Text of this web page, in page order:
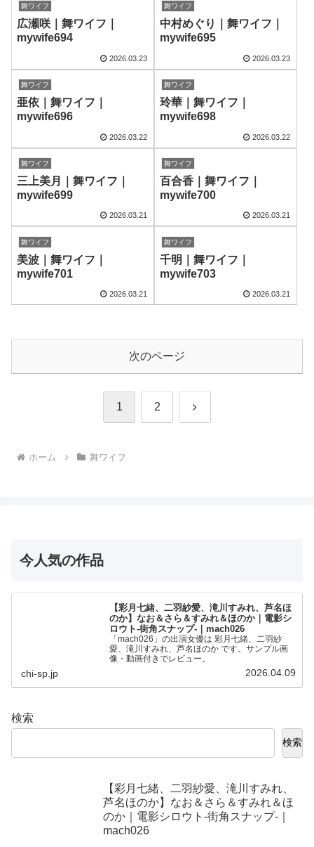
舞ワイフ
広瀬咲｜舞ワイフ｜
mywife694
2026.03.23
舞ワイフ
中村めぐり｜舞ワイフ｜
mywife695
2026.03.23
舞ワイフ
亜依｜舞ワイフ｜
mywife696
2026.03.22
舞ワイフ
玲華｜舞ワイフ｜
mywife698
2026.03.22
舞ワイフ
三上美月｜舞ワイフ｜
mywife699
2026.03.21
舞ワイフ
百合香｜舞ワイフ｜
mywife700
2026.03.21
舞ワイフ
美波｜舞ワイフ｜
mywife701
2026.03.21
舞ワイフ
千明｜舞ワイフ｜
mywife703
2026.03.21
次のページ
1 2 次
ホーム 舞ワイフ
今人気の作品
【彩月七緒、二羽紗愛、滝川すみれ、芦名ほ
のか】なお＆さら＆すみれ＆ほのか｜電影シ
ロウト-街角スナップ-｜mach026
「mach026」の出演女優は 彩月七緒、二羽紗
愛、滝川すみれ、芦名ほのか です。サンプル画
像・動画付きでレビュー。
chi-sp.jp 2026.04.09
検索
検索
【彩月七緒、二羽紗愛、滝川すみれ、
芦名ほのか】なお＆さら＆すみれ＆ほ
のか｜電影シロウト-街角スナップ-｜
mach026